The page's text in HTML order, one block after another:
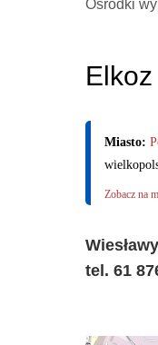
Ośrodki
Elkoz
Miasto:
Zobacz na
tel. 61